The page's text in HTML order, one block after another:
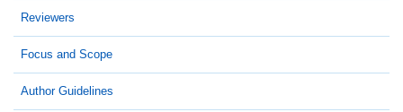
Reviewers
Focus and Scope
Author Guidelines